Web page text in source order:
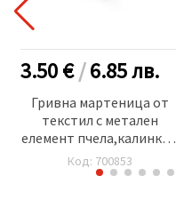
3.50 €/6.85лв.
Гривна мартеница от
текстил с метален
елемент пчела,калинка и
цвете -12 броя
Код: 700853